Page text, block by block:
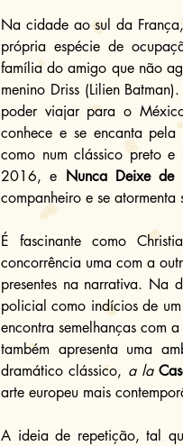
Na cidade ao sul da
própria espécie de
família do amigo que não
menino Driss (Lilien
poder viajar para o
conhece e se encanta
como num clássico preto
2016, e Nunca Deixe de
companheiro e se atormenta
É fascinante como
concorrência uma com a
presentes na narrativa. Na
policial como indícios de
encontra semelhanças com
também apresenta uma
dramático clássico, a la
arte europeu mais
A ideia de repetição, tal